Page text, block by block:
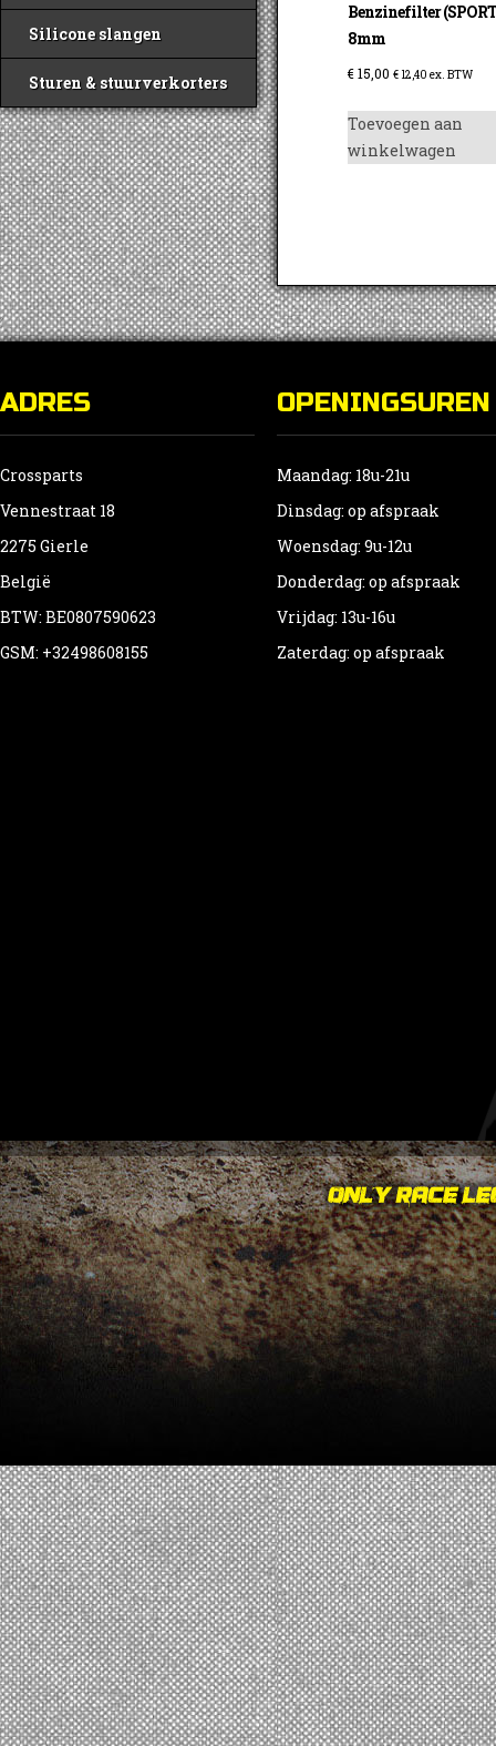
Silicone slangen
Sturen & stuurverkorters
Benzinefilter
8mm
€15,00 € 12,40 ex. BTW
Toevoegen aan
winkelwagen
ADRES
Crossparts
Vennestraat 18
2275 Gierle
België
BTW: BE0807590623
GSM: +32498608155
OPENINGSUREN
Maandag: 18u-21u
Dinsdag: op afspraak
Woensdag: 9u-12u
Donderdag: op afspraak
Vrijdag: 13u-16u
Zaterdag: op afspraak